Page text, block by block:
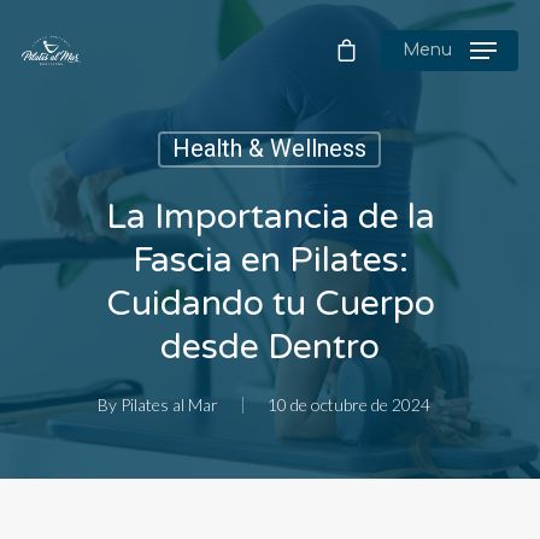
Menu
Health & Wellness
La Importancia de la
Fascia en Pilates:
Cuidando tu Cuerpo
desde Dentro
By Pilates al Mar 10 de octubre de 2024